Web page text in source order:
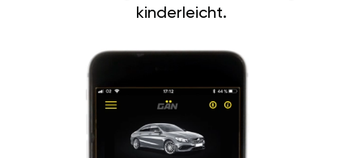
kinderleicht.